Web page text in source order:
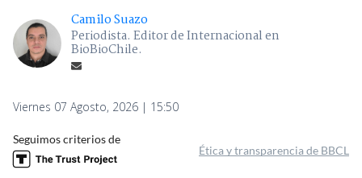
Camilo Suazo
Periodista. Editor de Internacional en
BioBioChile.
Viernes 07 Agosto, 2026 | 15:50
Seguimos criterios de
Ética y transparencia de BBCL